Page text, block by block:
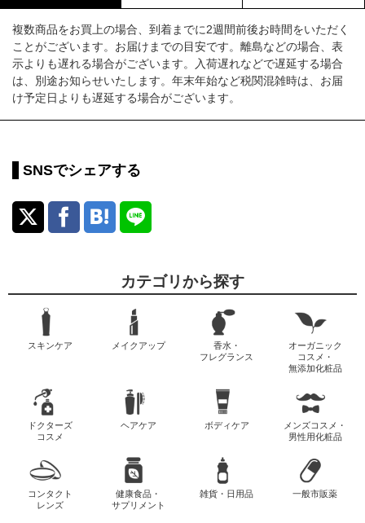
複数商品をお買上の場合、到着までに2週間前後お時間をいただく
ことがございます。お届けまでの目安です。離島などの場合、表
示よりも遅れる場合がございます。入荷遅れなどで遅延する場合
は、別途お知らせいたします。年末年始など税関混雑時は、お届
け予定日よりも遅延する場合がございます。
SNSでシェアする
カテゴリから探す
スキンケア メイクアップ
香水・
フレグランス
オーガニック
コスメ・
無添加化粧品
ドクターズ
コスメ
ヘアケア ボディケア
メンズコスメ・
男性用化粧品
コンタクト
レンズ
健康食品・
サプリメント
雑貨・日用品 一般市販薬